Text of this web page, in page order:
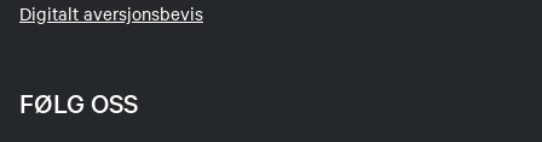
Digitalt aversjonsbevis
FØLG OSS